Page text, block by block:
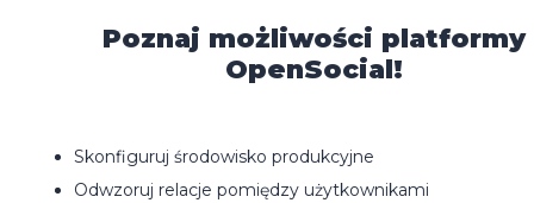
Poznaj możliwości platformy
OpenSocial!
Skonfiguruj środowisko produkcyjne
Odwzoruj relacje pomiędzy użytkownikami